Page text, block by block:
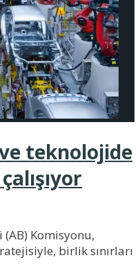
teknolojide
Komisyonu,
birlik sınırları